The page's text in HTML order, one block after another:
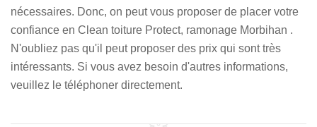
nécessaires. Donc, on peut vous proposer de placer votre
confiance en Clean toiture Protect, ramonage Morbihan .
N'oubliez pas qu'il peut proposer des prix qui sont très
intéressants. Si vous avez besoin d'autres informations,
veuillez le téléphoner directement.